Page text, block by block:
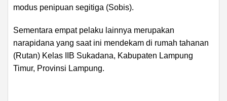
modus penipuan segitiga (Sobis).
Sementara empat pelaku lainnya merupakan
narapidana yang saat ini mendekam di rumah tahanan
(Rutan) Kelas IIB Sukadana, Kabupaten Lampung
Timur, Provinsi Lampung.